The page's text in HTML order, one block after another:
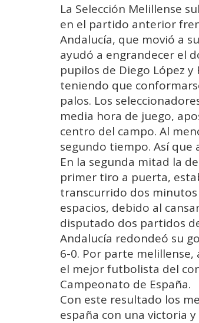
La Selección Melillense
en el partido anterior
Andalucía, que movió a
ayudó a engrandecer el
pupilos de Diego López
teniendo que
palos. Los
media hora de juego,
centro del campo. Al
segundo tiempo. Así que
En la segunda mitad la
primer tiro a puerta,
transcurrido dos minutos
espacios, debido al
disputado dos partidos
Andalucía redondeó su
6-0. Por parte
el mejor futbolista del
Campeonato de España.
Con este resultado los
españa con una victoria